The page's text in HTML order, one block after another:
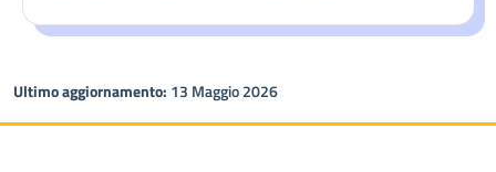
per prevenire e contrastare gli effetti della carenza
garantire i livelli di servizio e di performance del
sistema socio sanitario regionale
Ultimo aggiornamento: 13 Maggio 2026